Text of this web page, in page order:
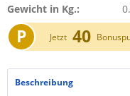
Gewicht in Kg.:
P Jetzt 40
Beschreibung